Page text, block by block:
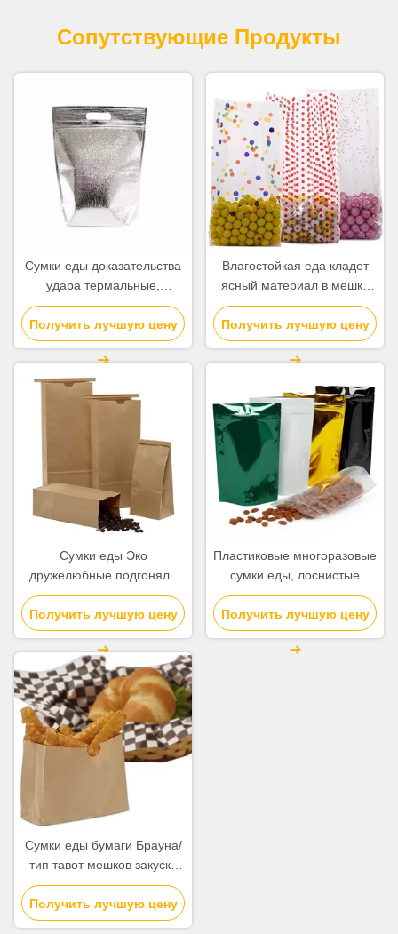
Сопутствующие Продукты
Сумки еды доказательства
удара термальные,
изолированная доставка
еды кладут алюминиевый
материал в мешки фильма
Получить лучшую цену
Влагостойкая еда кладет
ясный материал в мешки
полипропилена
виолончели для трудной
конфеты
Получить лучшую цену
Сумки еды Эко
дружелюбные подгоняли
логотип с Биодеградабле
отверстием связи
вкладыша/олова
Получить лучшую цену
Пластиковые многоразовые
сумки еды, лоснистые
стоят вверх цвет мешков
различный доступный
Получить лучшую цену
Сумки еды бумаги Брауна/
тип тавот мешков закуски
бумаги Крафт Гуссетед
устойчивый
Получить лучшую цену